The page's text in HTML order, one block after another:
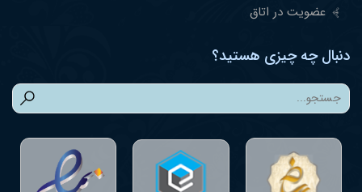
عضویت در اتاق
دنبال چه چیزی هستید؟